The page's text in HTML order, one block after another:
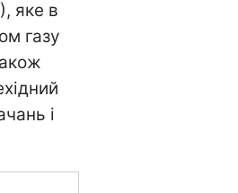
яке в
газу
і